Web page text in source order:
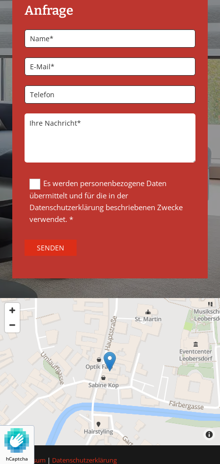
Anfrage
Es werden personenbezogene Daten
übermittelt und für die in der
Datenschutzerklärung beschriebenen Zwecke
verwendet. *
Impressum | Datenschutzerklärung
hCaptcha